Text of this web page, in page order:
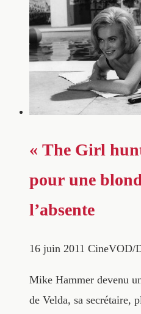
« The Girl
pour une
l’absente
16 juin 2011 CineVOD/
Mike Hammer devenu
de Velda, sa secrétaire,